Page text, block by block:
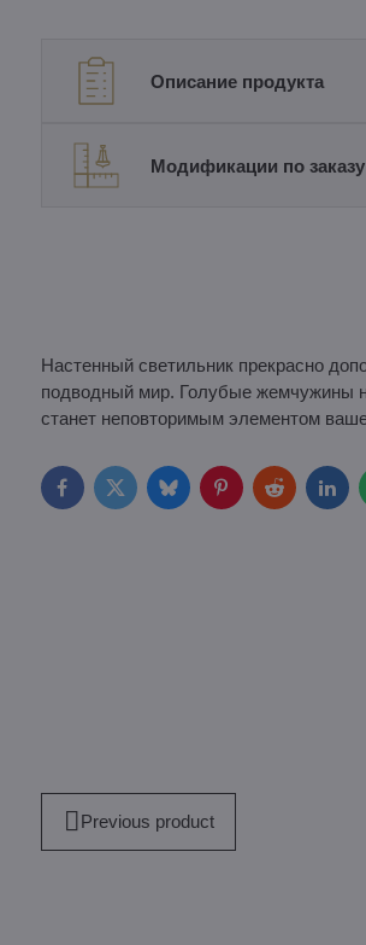
Описание продукта
Модификации по заказу
Настенный светильник прекрасно
подводный мир. Голубые жемчужины
станет неповторимым элементом
FacebookTwitterBlueskyPinterestReddit
Previous product